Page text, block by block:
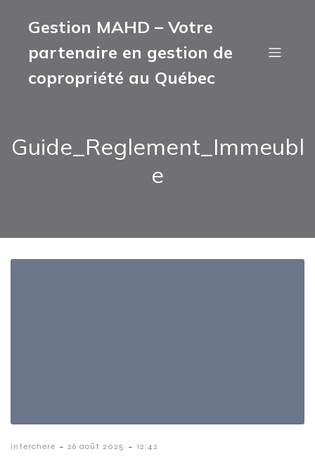
Gestion MAHD – Votre
partenaire en gestion de
copropriété au Québec
Guide_Reglement_Immeubl
e
interchere - 26 août 2025 - 12:42